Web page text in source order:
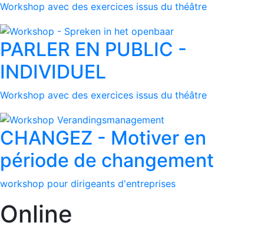
Workshop avec des exercices issus du théâtre
PARLER EN PUBLIC -
INDIVIDUEL
Workshop avec des exercices issus du théâtre
CHANGEZ - Motiver en
période de changement
workshop pour dirigeants d'entreprises
Online